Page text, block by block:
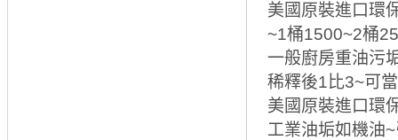
美國原裝進口環
~1桶1500~2桶
一般廚房重油污
稀釋後1比3~可
美國原裝進口環
工業油垢如機油